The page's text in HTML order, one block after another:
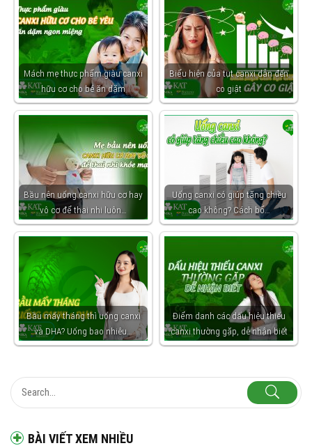
BÀI VIẾT XEM NHIỀU
Mách mẹ thực phẩm giàu canxi
hữu cơ cho bé ăn dặm
Biểu hiện của tụt canxi dẫn đến
co giật
Bầu nên uống canxi hữu cơ hay
vô cơ để thai nhi luôn…
Uống canxi có giúp tăng chiều
cao không? Cách bổ…
Bầu mấy tháng thì uống canxi
và DHA? Uống bao nhiêu…
Điểm danh các dấu hiệu thiếu
canxi thường gặp, dễ nhận biết